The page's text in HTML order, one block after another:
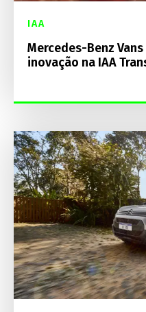
IAA
Mercedes-Benz
inovação na IAA